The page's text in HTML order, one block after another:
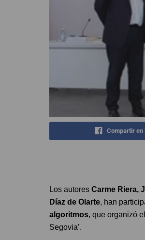
Compartir en
Los autores Carme Riera,
Díaz de Olarte, han
algoritmos, que organizó
Segovia’.